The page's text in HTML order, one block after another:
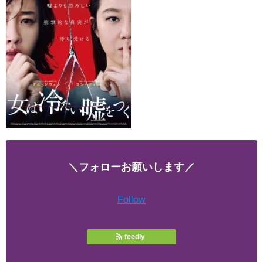
＼フォローお願いします／
Follow
feedly